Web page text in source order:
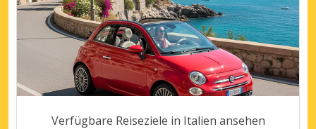
Verfügbare Reiseziele in Italien ansehen